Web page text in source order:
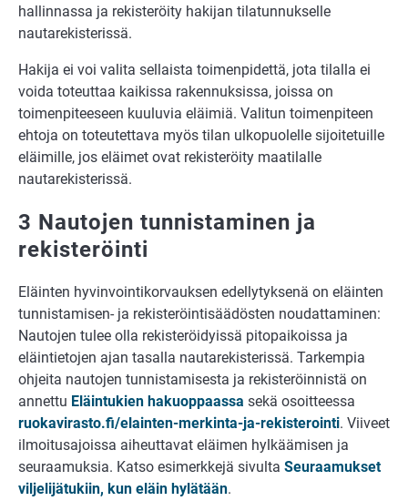
hallinnassa ja rekisteröity hakijan tilatunnukselle
nautarekisterissä.
Hakija ei voi valita sellaista toimenpidettä, jota tilalla ei
voida toteuttaa kaikissa rakennuksissa, joissa on
toimenpiteeseen kuuluvia eläimiä. Valitun toimenpiteen
ehtoja on toteutettava myös tilan ulkopuolelle sijoitetuille
eläimille, jos eläimet ovat rekisteröity maatilalle
nautarekisterissä.
3 Nautojen tunnistaminen ja
rekisteröinti
Eläinten hyvinvointikorvauksen edellytyksenä on eläinten
tunnistamisen- ja rekisteröintisäädösten noudattaminen:
Nautojen tulee olla rekisteröidyissä pitopaikoissa ja
eläintietojen ajan tasalla nautarekisterissä. Tarkempia
ohjeita nautojen tunnistamisesta ja rekisteröinnistä on
annettu Eläintukien hakuoppaassa sekä osoitteessa
ruokavirasto.fi/elainten-merkinta-ja-rekisterointi. Viiveet
ilmoitusajoissa aiheuttavat eläimen hylkäämisen ja
seuraamuksia. Katso esimerkkejä sivulta Seuraamukset
viljelijätukiin, kun eläin hylätään.